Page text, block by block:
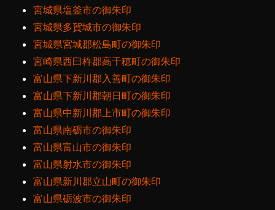
宮城県塩釜市の御朱印
宮城県多賀城市の御朱印
宮城県宮城郡松島町の御朱印
宮崎県西臼杵郡高千穂町の御朱印
富山県下新川郡入善町の御朱印
富山県下新川郡朝日町の御朱印
富山県中新川郡上市町の御朱印
富山県南砺市の御朱印
富山県富山市の御朱印
富山県射水市の御朱印
富山県新川郡立山町の御朱印
富山県砺波市の御朱印